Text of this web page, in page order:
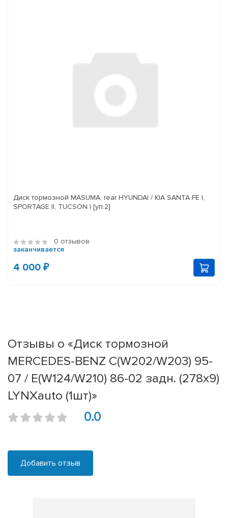
Диск тормозной MASUMA, rear HYUNDAI / KIA SANTA FE I,
SPORTAGE II, TUCSON I [уп.2]
0 отзывов
заканчивается
4 000 ₽
Отзывы о «Диск тормозной
MERCEDES-BENZ C(W202/W203) 95-
07 / E(W124/W210) 86-02 задн. (278x9)
LYNXauto (1шт)»
0.0
Добавить отзыв